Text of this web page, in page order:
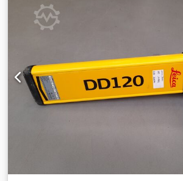
Staubniederschlagungseinheit der
kompakt und mobil einsetzbar.
Gewicht: 79 kg Zustand & Hinweise: -
aus Vermietung, regelmäßig gewartet -
funktionsfähig - Die Produktbilder sind
zeigen das Gerät im Neuzustand — der
Zustand weicht entsprechend der
Dedpfx Afoy A E Nvexjkr - Besichtigung
nach Vereinbarung möglich Preis 3.300
EXW Einbeck | Lieferung auf Anfrage